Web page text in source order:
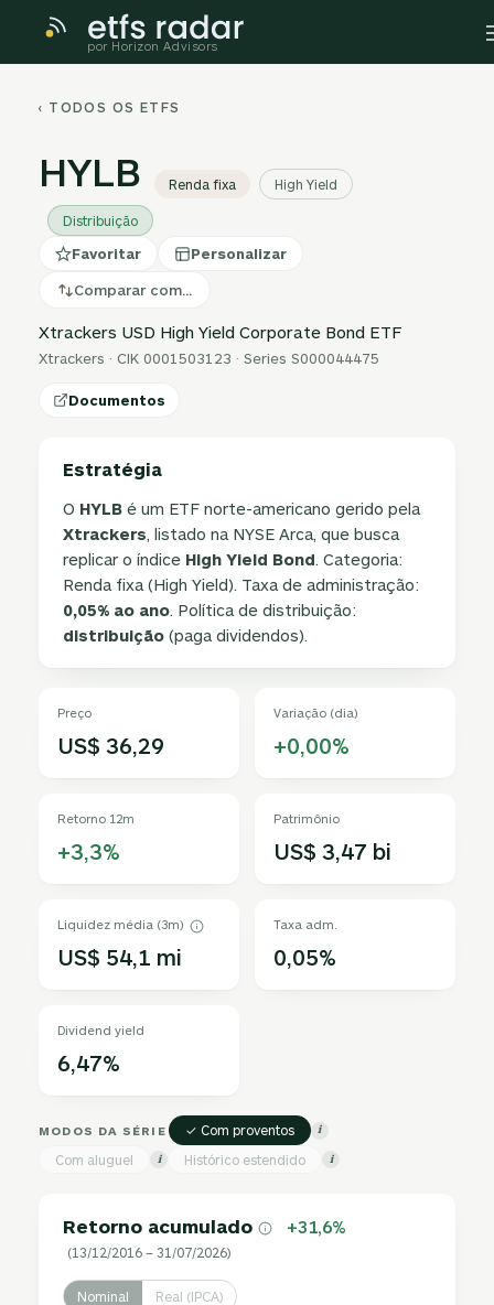
por Horizon Advisors
‹ TODOS OS ETFS
HYLB Renda fixa High Yield
Distribuição
Favoritar Personalizar
Comparar com…
Xtrackers USD High Yield Corporate Bond ETF
Xtrackers · CIK 0001503123 · Series S000044475
Documentos
Estratégia
O HYLB é um ETF norte-americano gerido pela
Xtrackers, listado na NYSE Arca, que busca
replicar o índice High Yield Bond. Categoria:
Renda fixa (High Yield). Taxa de administração:
0,05% ao ano. Política de distribuição:
distribuição (paga dividendos).
Preço
US$ 36,29
Variação (dia)
+0,00%
Retorno 12m
+3,3%
Patrimônio
US$ 3,47 bi
Liquidez média (3m)
US$ 54,1 mi
Taxa adm.
0,05%
Dividend yield
6,47%
MODOS DA SÉRIE ✓ Com proventos i
Com aluguel i Histórico estendido i
Retorno acumulado +31,6%
(13/12/2016 – 31/07/2026)
Nominal Real (IPCA)